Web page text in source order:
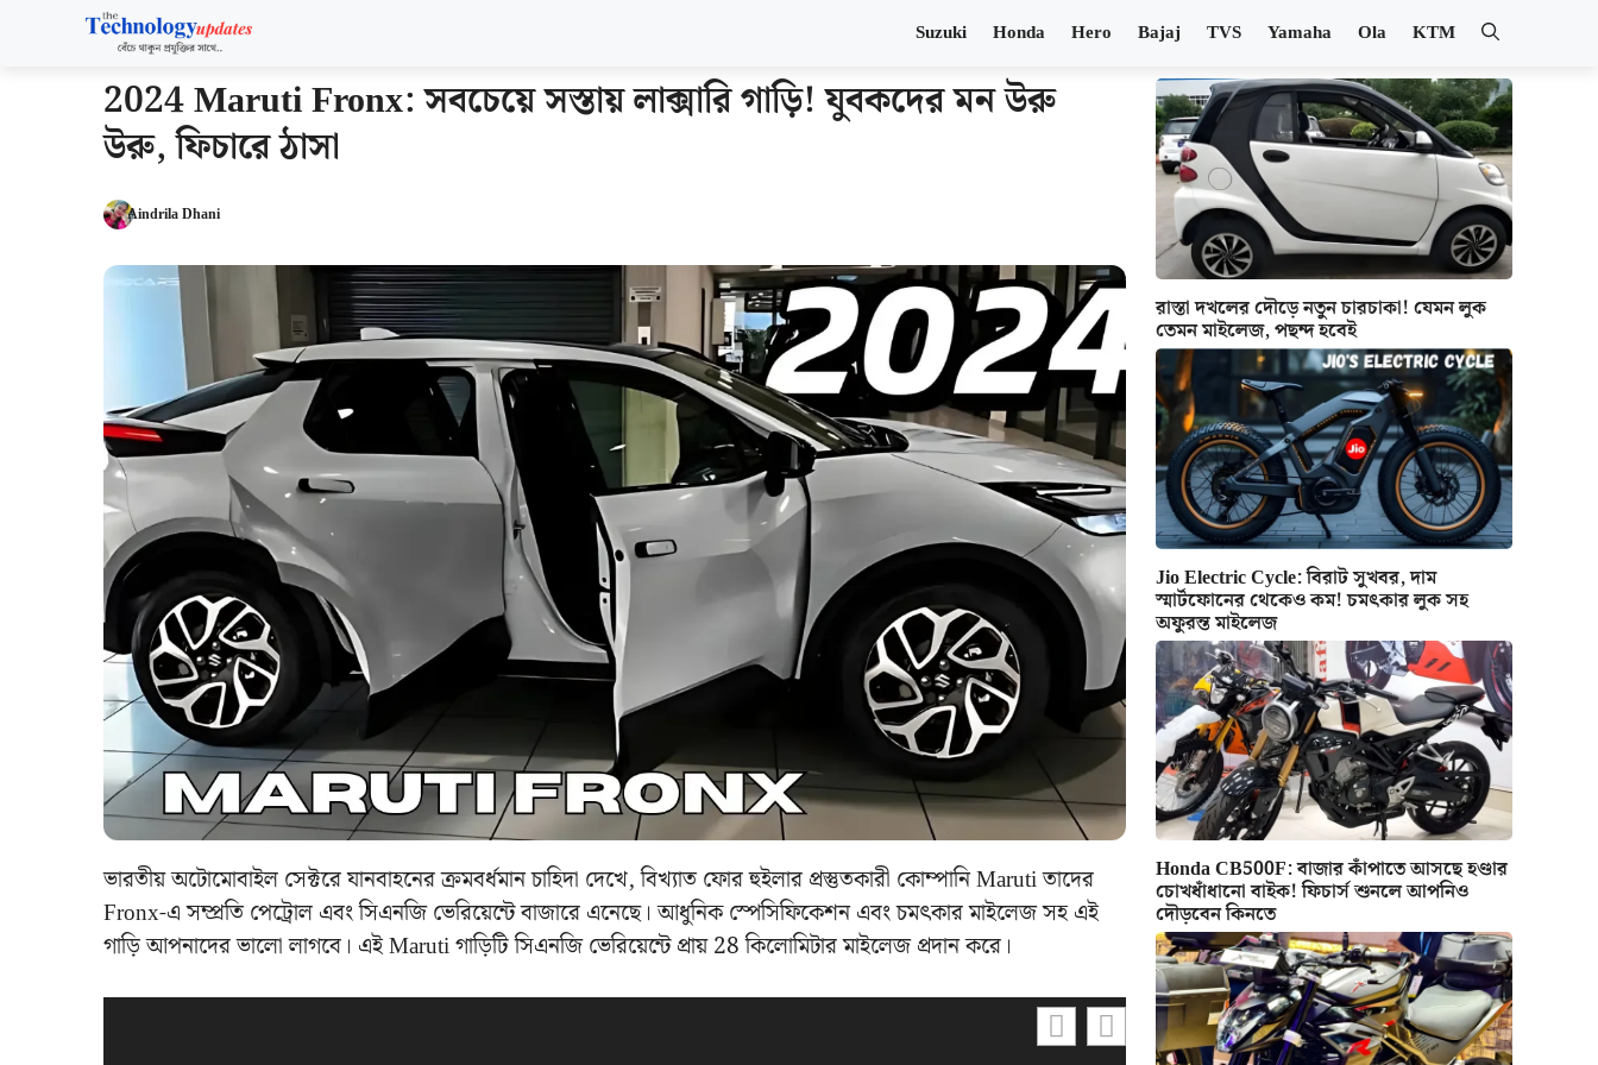
Suzuki Honda Hero Bajaj TVS Yamaha Ola KTM
2024 Maruti Fronx: সবচেয়ে সস্তায় লাক্সারি গাড়ি‌! যুবকদের মন উরু
উরু, ফিচারে ঠাসা
Aindrila Dhani
ভারতীয় অটোমোবাইল সেক্টরে যানবাহনের ক্রমবর্ধমান চাহিদা দেখে, বিখ্যাত ফোর হুইলার প্রস্তুতকারী‌ কোম্পানি Maruti তাদের
Fronx-এ সম্প্রতি পেট্রোল এবং সিএনজি ভেরিয়েন্টে বাজারে এনেছে। আধুনিক স্পেসিফিকেশন এবং চমৎকার মাইলেজ সহ এই
গাড়ি আপনাদের ভালো লাগবে। এই Maruti গাড়িটি সিএনজি ভেরিয়েন্টে প্রায় 28 কিলোমিটার মাইলেজ প্রদান করে।
রাস্তা দখলের দৌড়ে নতুন চারচাকা! যেমন লুক
তেমন মাইলেজ, পছন্দ হবেই
Jio Electric Cycle: বিরাট সুখবর, দাম
স্মার্টফোনের থেকেও কম! চমৎকার লুক সহ
অফুরন্ত মাইলেজ
Honda CB500F: বাজার কাঁপাতে আসছে হণ্ডার
চোখধাঁধানো বাইক! ফিচার্স শুনলে আপনিও
দৌড়বেন কিনতে